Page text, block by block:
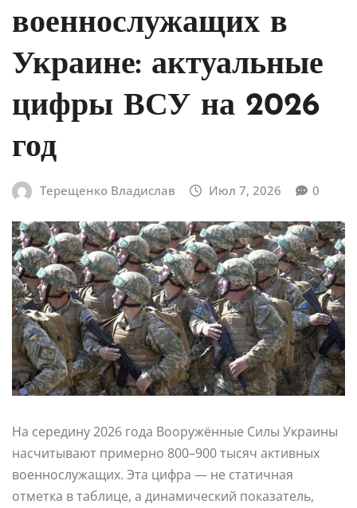
военнослужащих в
Украине: актуальные
цифры ВСУ на 2026
год
Терещенко Владислав Июл 7, 2026 0
На середину 2026 года Вооружённые Силы Украины
насчитывают примерно 800–900 тысяч активных
военнослужащих. Эта цифра — не статичная
отметка в таблице, а динамический показатель,